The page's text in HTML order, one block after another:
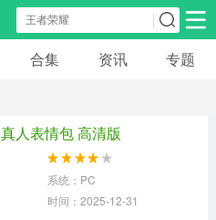
安卓游戏
合集 资讯 专题
人表情包 高清版
系统：PC
时间：2025-12-31